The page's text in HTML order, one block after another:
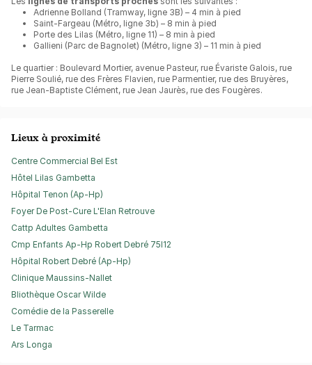
Adrienne Bolland (Tramway, ligne 3B) – 4 min à pied
Saint-Fargeau (Métro, ligne 3b) – 8 min à pied
Porte des Lilas (Métro, ligne 11) – 8 min à pied
Gallieni (Parc de Bagnolet) (Métro, ligne 3) – 11 min à pied
Le quartier : Boulevard Mortier, avenue Pasteur, rue Évariste Galois, rue
Pierre Soulié, rue des Frères Flavien, rue Parmentier, rue des Bruyères,
rue Jean-Baptiste Clément, rue Jean Jaurès, rue des Fougères.
Lieux à proximité
Centre Commercial Bel Est
Hôtel Lilas Gambetta
Hôpital Tenon (Ap-Hp)
Foyer De Post-Cure L'Elan Retrouve
Cattp Adultes Gambetta
Cmp Enfants Ap-Hp Robert Debré 75I12
Hôpital Robert Debré (Ap-Hp)
Clinique Maussins-Nallet
Bliothèque Oscar Wilde
Comédie de la Passerelle
Le Tarmac
Ars Longa